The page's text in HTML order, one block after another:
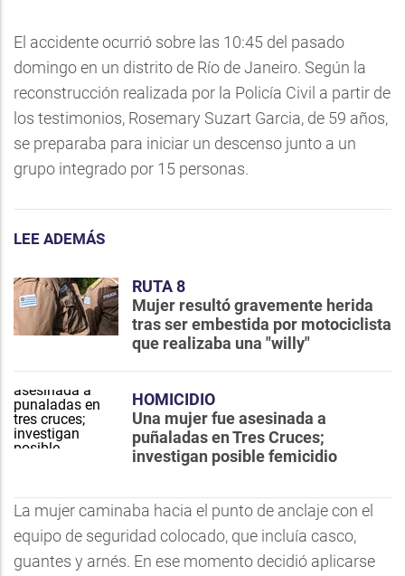
El accidente ocurrió sobre las 10:45 del pasado
domingo en un distrito de Río de Janeiro. Según la
reconstrucción realizada por la Policía Civil a partir de
los testimonios, Rosemary Suzart Garcia, de 59 años,
se preparaba para iniciar un descenso junto a un
grupo integrado por 15 personas.
LEE ADEMÁS
RUTA 8
Mujer resultó gravemente herida
tras ser embestida por motociclista
que realizaba una "willy"
HOMICIDIO
Una mujer fue asesinada a
puñaladas en Tres Cruces;
investigan posible femicidio
La mujer caminaba hacia el punto de anclaje con el
equipo de seguridad colocado, que incluía casco,
guantes y arnés. En ese momento decidió aplicarse